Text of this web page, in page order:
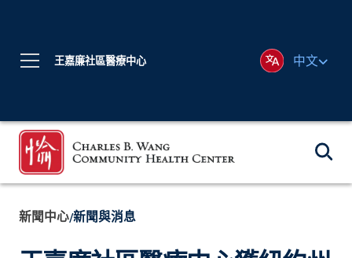
王嘉廉社區醫療中心 中文
新聞中心/新聞與消息